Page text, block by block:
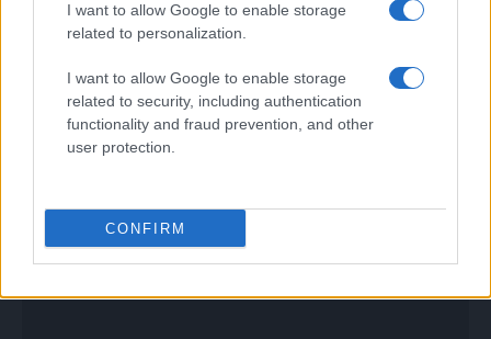
I want to allow Google to enable storage
related to personalization.
I want to allow Google to enable storage
related to security, including authentication
functionality and fraud prevention, and other
user protection.
CONFIRM
su ciudad.
confidencial, escríbanos astaff@actualidad.es: nos ocuparemos de
la retirada del material que atenta contra los derechos de terceros.
Contacto-Politica de cookies-Política de privacidad-Aviso legal-
Procesamiento de datos